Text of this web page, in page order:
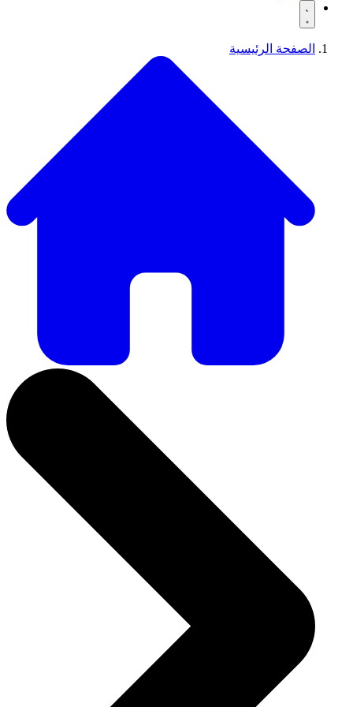
الصفحة الرئيسية